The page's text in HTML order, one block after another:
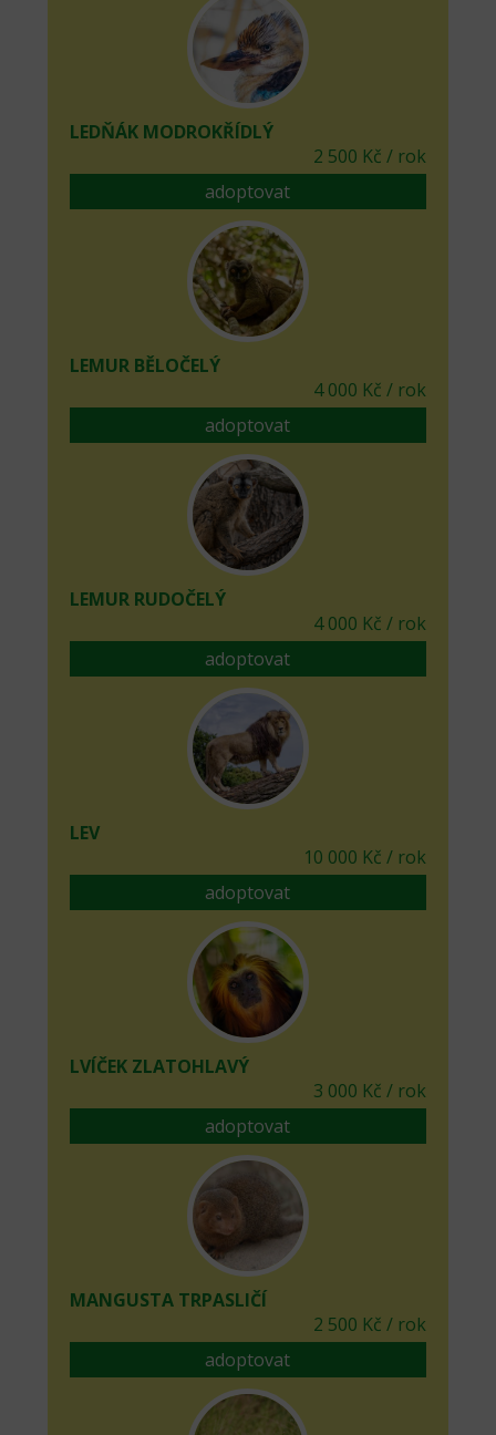
LEDŇÁK MODROKŘÍDLÝ
2 500 Kč / rok
adoptovat
LEMUR BĚLOČELÝ
4 000 Kč / rok
adoptovat
LEMUR RUDOČELÝ
4 000 Kč / rok
adoptovat
LEV
10 000 Kč / rok
adoptovat
LVÍČEK ZLATOHLAVÝ
3 000 Kč / rok
adoptovat
MANGUSTA TRPASLIČÍ
2 500 Kč / rok
adoptovat